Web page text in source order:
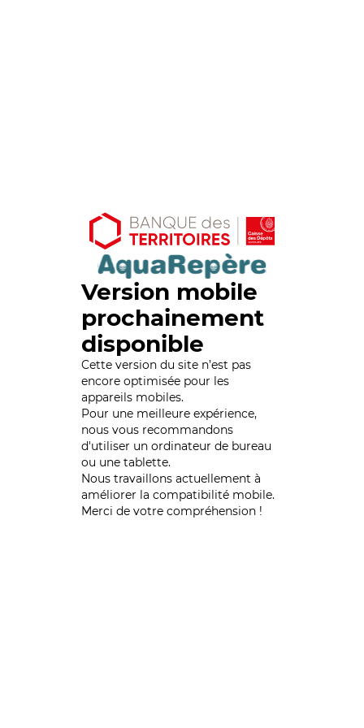
Version mobile
prochainement
disponible
Cette version du site n’est pas
encore optimisée pour les
appareils mobiles.
Pour une meilleure expérience,
nous vous recommandons
d'utiliser un ordinateur de bureau
ou une tablette.
Nous travaillons actuellement à
améliorer la compatibilité mobile.
Merci de votre compréhension !